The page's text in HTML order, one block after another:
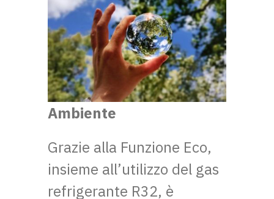
Ambiente
Grazie alla Funzione Eco,
insieme all’utilizzo del gas
refrigerante R32, è